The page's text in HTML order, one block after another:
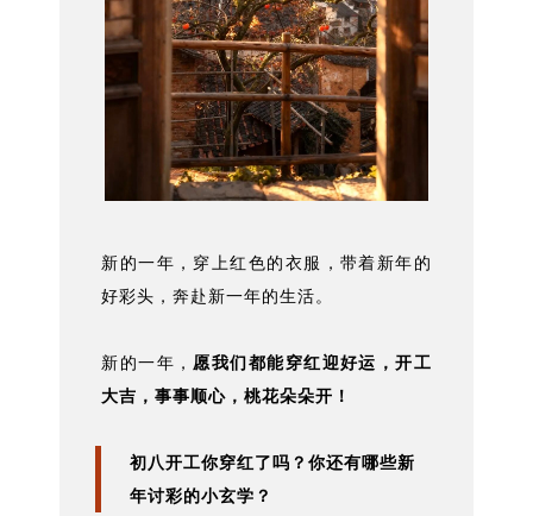
新的一年，穿上红色的衣服，带着新年的
好彩头，奔赴新一年的生活。
新的一年， 愿我们都能穿红迎好运，开工
大吉，事事顺心，桃花朵朵开！
初八开工你穿红了吗？你还有哪些新
年讨彩的小玄学？